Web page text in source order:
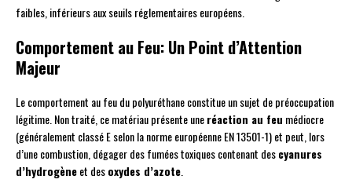
faibles, inférieurs aux seuils réglementaires européens.
Comportement au Feu: Un Point d’Attention
Majeur
Le comportement au feu du polyuréthane constitue un sujet de préoccupation
légitime. Non traité, ce matériau présente uneréaction au feu médiocre
(généralement classé E selon la norme européenne EN 13501-1) et peut, lors
d’une combustion, dégager des fumées toxiques contenant descyanures
d’hydrogèneet desoxydes d’azote